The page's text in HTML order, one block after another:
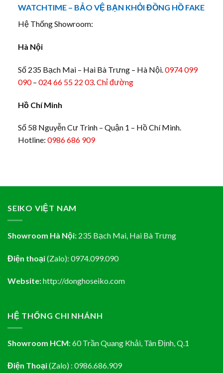
WATCHTIME – BẢO VỆ BẠN KHỎI ĐỒNG HỒ FAKE
Hệ Thống Showroom:
Hà Nội
Số 235 Bạch Mai – Hai Bà Trưng – Hà Nội. 0974 099
090– 024 66 55 22 03. Chỉ đường
Hồ Chí Minh
Số 58 Nguyễn Cư Trinh – Quận 1 – Hồ Chí Minh.
Hotline: 0986 686 909
SEIKO VIỆT NAM
Showroom Hà Nội: 235 Bạch Mai, Hai Bà Trưng
Điện thoại(Zalo): 0974.099.090
Website:http://donghoseiko.com
HỆ THỐNG CHI NHÁNH
Showroom HCM: 60 Trần Quang Khải, Tân Định , Q.1
Điện Thoại(Zalo) : 0986.686.909